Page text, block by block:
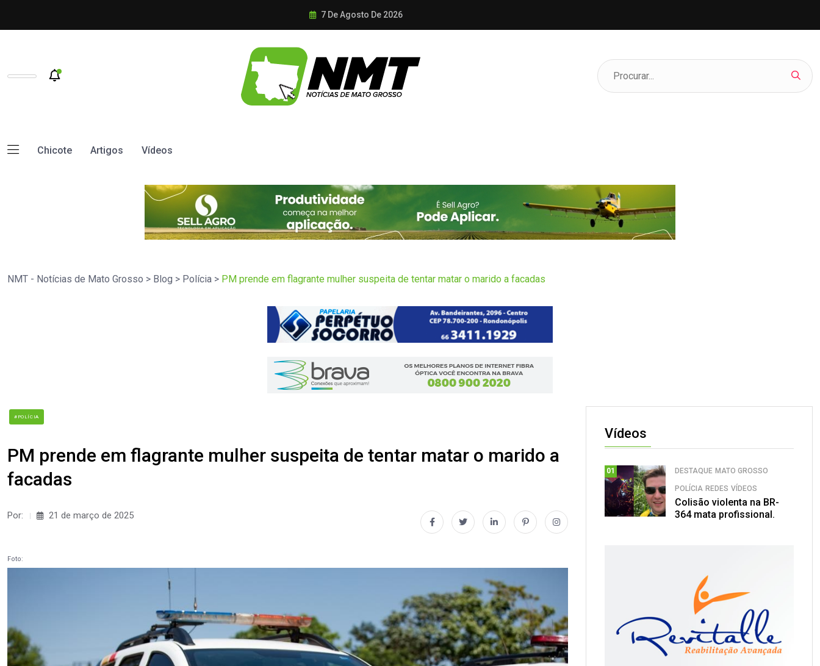
7 De Agosto De 2026
Chicote Artigos Vídeos
NMT - Notícias de Mato Grosso > Blog > Polícia > PM prende em flagrante mulher suspeita de tentar matar o marido a facadas
#POLÍCIA
PM prende em flagrante mulher suspeita de tentar matar o marido a
facadas
Por: 21 de março de 2025
Foto:
Vídeos
01 DESTAQUE MATO GROSSO
POLÍCIA REDES VÍDEOS
Colisão violenta na BR-
364 mata profissional.